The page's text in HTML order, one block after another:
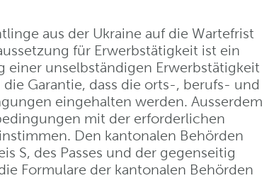
aus der Ukraine auf die Wartefrist
für Erwerbstätigkeit ist ein
einer unselbständigen Erwerbstätigkeit
Garantie, dass die orts-, berufs- und
eingehalten werden. Ausserdem
mit der erforderlichen
Den kantonalen Behörden
S, des Passes und der gegenseitig
Formulare der kantonalen Behörden